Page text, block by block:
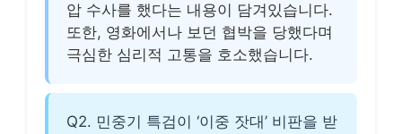
압 수사를 했다는 내용이 담겨있습니다.
또한, 영화에서나 보던 협박을 당했다며
극심한 심리적 고통을 호소했습니다.
Q2. 민중기 특검이 ‘이중 잣대’ 비판을 받